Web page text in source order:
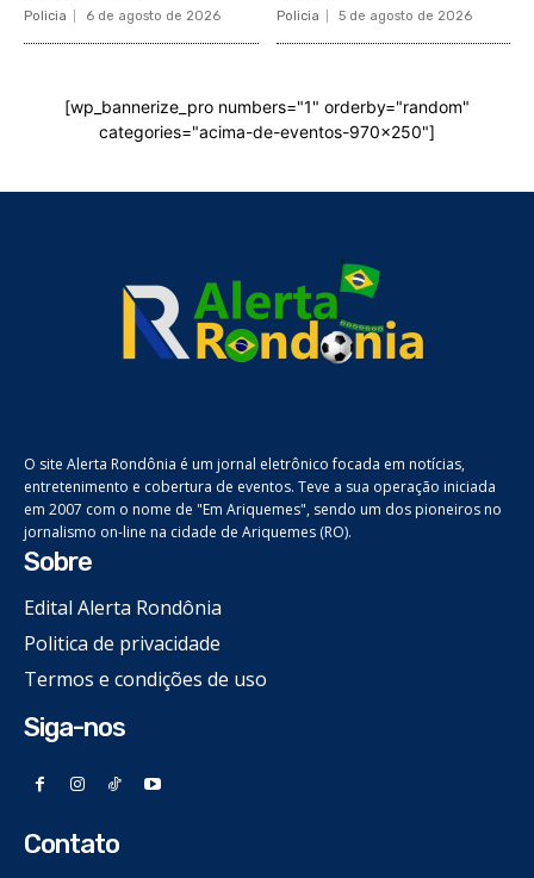
Policia 6 de agosto de 2026 Policia 5 de agosto de 2026
[wp_bannerize_pro numbers="1" orderby="random"
categories="acima-de-eventos-970x250"]
O site Alerta Rondônia é um jornal eletrônico focada em notícias,
entretenimento e cobertura de eventos. Teve a sua operação iniciada
em 2007 com o nome de "Em Ariquemes", sendo um dos pioneiros no
jornalismo on-line na cidade de Ariquemes (RO).
Sobre
Edital Alerta Rondônia
Politica de privacidade
Termos e condições de uso
Siga-nos
Contato